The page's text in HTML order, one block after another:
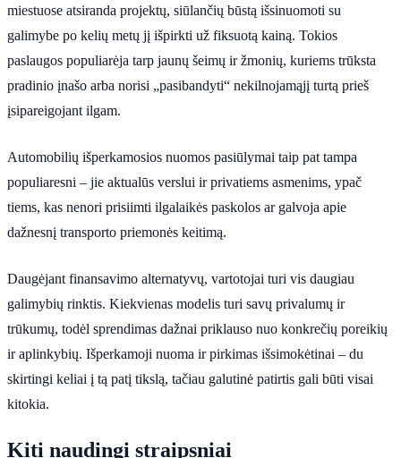
miestuose atsiranda projektų, siūlančių būstą išsinuomoti su
galimybe po kelių metų jį išpirkti už fiksuotą kainą. Tokios
paslaugos populiarėja tarp jaunų šeimų ir žmonių, kuriems trūksta
pradinio įnašo arba norisi „pasibandyti“ nekilnojamąjį turtą prieš
įsipareigojant ilgam.
Automobilių išperkamosios nuomos pasiūlymai taip pat tampa
populiaresni – jie aktualūs verslui ir privatiems asmenims, ypač
tiems, kas nenori prisiimti ilgalaikės paskolos ar galvoja apie
dažnesnį transporto priemonės keitimą.
Daugėjant finansavimo alternatyvų, vartotojai turi vis daugiau
galimybių rinktis. Kiekvienas modelis turi savų privalumų ir
trūkumų, todėl sprendimas dažnai priklauso nuo konkrečių poreikių
ir aplinkybių. Išperkamoji nuoma ir pirkimas išsimokėtinai – du
skirtingi keliai į tą patį tikslą, tačiau galutinė patirtis gali būti visai
kitokia.
Kiti naudingi straipsniai